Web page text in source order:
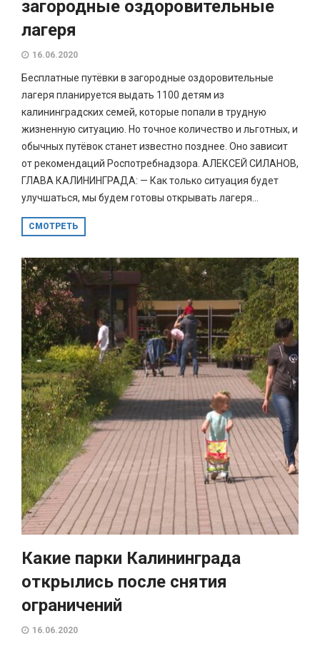
загородные оздоровительные
лагеря
16.06.2020
Бесплатные путёвки в загородные оздоровительные
лагеря планируется выдать 1100 детям из
калининградских семей, которые попали в трудную
жизненную ситуацию. Но точное количество и льготных, и
обычных путёвок станет известно позднее. Оно зависит
от рекомендаций Роспотребнадзора. АЛЕКСЕЙ СИЛАНОВ,
ГЛАВА КАЛИНИНГРАДА: — Как только ситуация будет
улучшаться, мы будем готовы открывать лагеря...
СМОТРЕТЬ
Какие парки Калининграда
открылись после снятия
ограничений
16.06.2020